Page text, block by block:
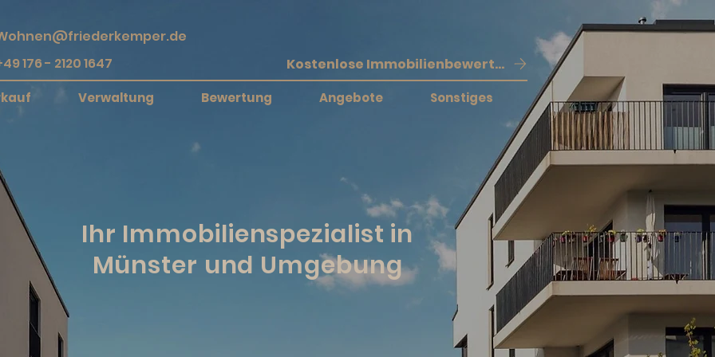
176 - 2120 1647
Kostenlose Immobilienbewertung
Verwaltung Bewertung Angebote Sonstiges
Ihr Immobilienspezialist in
Münster und Umgebung